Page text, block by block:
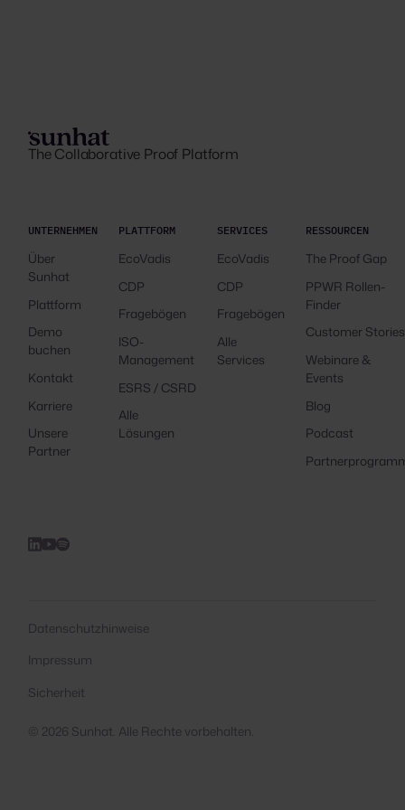
The Collaborative Proof Platform
UNTERNEHMEN
Über
Sunhat
Plattform
Demo
buchen
Kontakt
Karriere
Unsere
Partner
PLATTFORM
EcoVadis
CDP
Fragebögen
ISO-
Management
ESRS / CSRD
Alle
Lösungen
SERVICES
EcoVadis
CDP
Fragebögen
Alle
Services
RESSOURCEN
The Proof Gap
PPWR Rollen-
Finder
Customer Stories
Webinare &
Events
Blog
Podcast
© 2026 Sunhat. Alle Rechte vorbehalten.
Datenschutzhinweise
Impressum
Sicherheit